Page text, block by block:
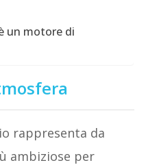
un motore di
rappresenta da
ambiziose per